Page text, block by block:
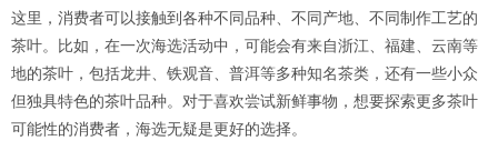
这里，消费者可以接触到各种不同品种、不同产地、不同制作工艺的
茶叶。比如，在一次海选活动中，可能会有来自浙江、福建、云南等
地的茶叶，包括龙井、铁观音、普洱等多种知名茶类，还有一些小众
但独具特色的茶叶品种。对于喜欢尝试新鲜事物，想要探索更多茶叶
可能性的消费者，海选无疑是更好的选择。